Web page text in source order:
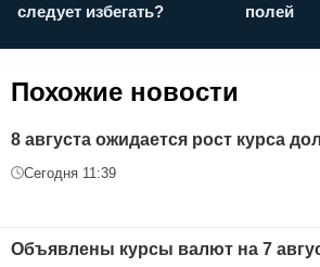
следует избегать?
полей
Похожие новости
8 августа ожидается рост курса
Сегодня 11:39
Объявлены курсы валют на 7